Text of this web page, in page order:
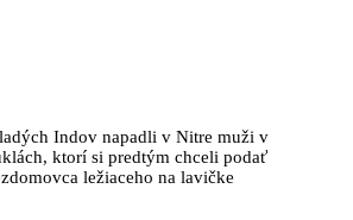
Indov napadli v Nitre muži v
ktorí si predtým chceli podať
ležiaceho na lavičke